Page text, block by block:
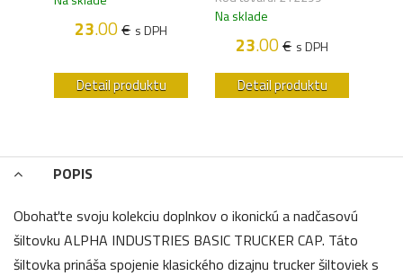
23.00€ s DPH
Detail produktu
Na sklade
23.00€ s DPH
Detail produktu
POPIS
Obohaťte svoju kolekciu doplnkov o ikonickú a nadčasovú
šiltovku ALPHA INDUSTRIES BASIC TRUCKER CAP. Táto
šiltovka prináša spojenie klasického dizajnu trucker šiltoviek s